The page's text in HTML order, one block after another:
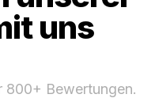
uns
800+ Bewertungen.